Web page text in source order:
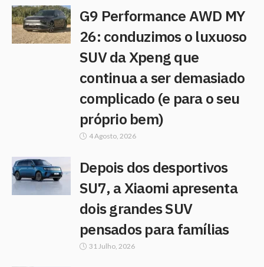
G9 Performance AWD MY
26: conduzimos o luxuoso
SUV da Xpeng que
continua a ser demasiado
complicado (e para o seu
próprio bem)
4 Agosto, 2026
Depois dos desportivos
SU7, a Xiaomi apresenta
dois grandes SUV
pensados para famílias
31 Julho, 2026